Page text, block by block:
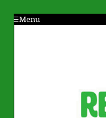
Menu